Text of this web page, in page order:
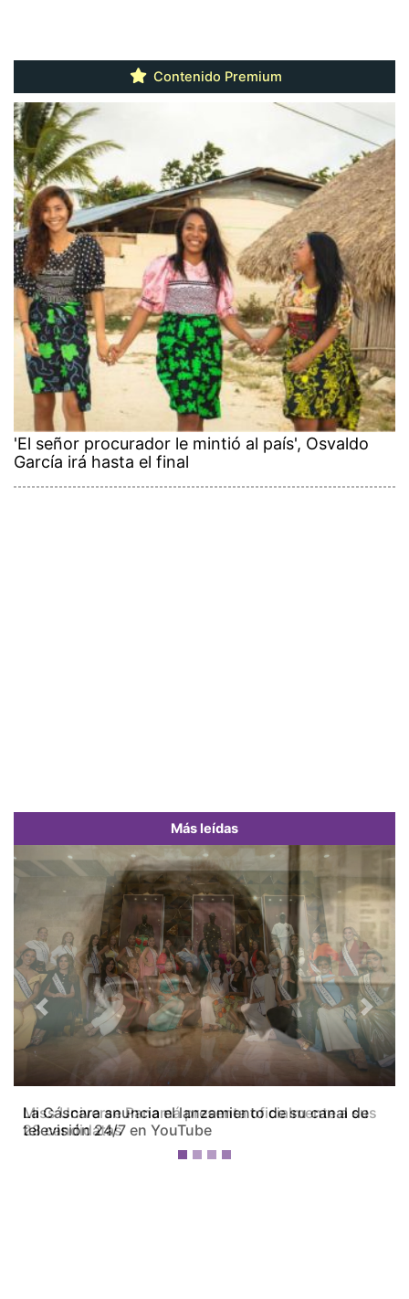
Contenido Premium
'El señor procurador le mintió al país', Osvaldo
García irá hasta el final
Más leídas
Miss Universe Panamá presenta oficialmente a sus
28 candidatas
Previous Next